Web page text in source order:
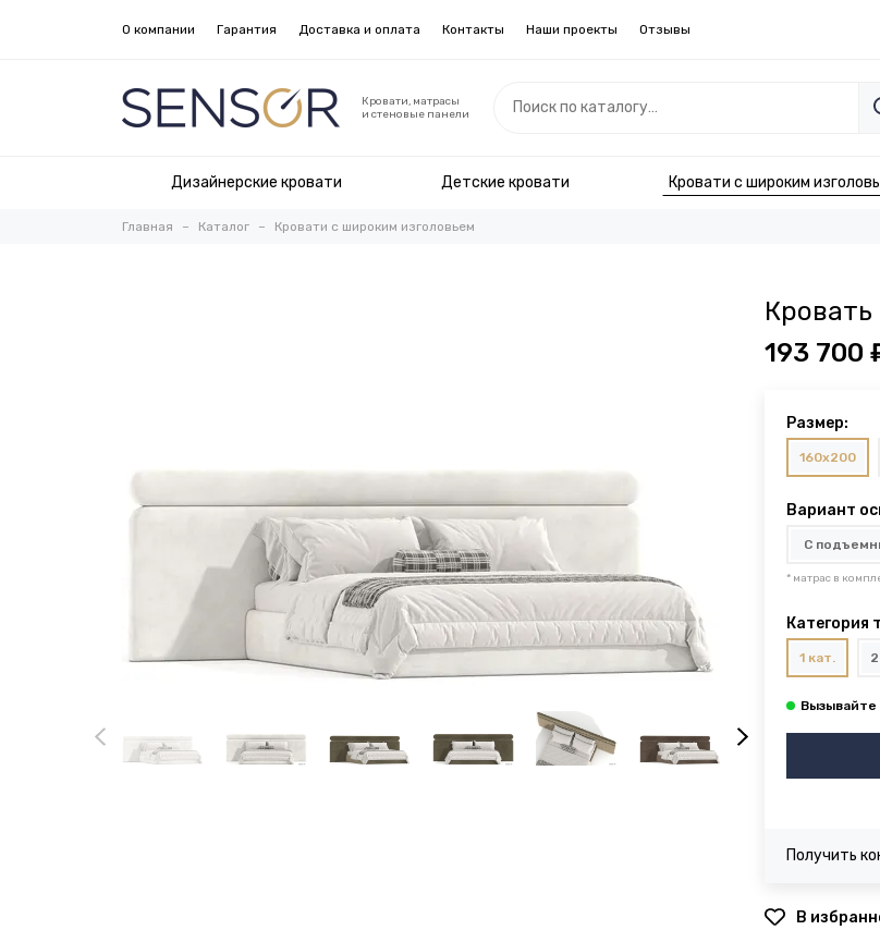
О компании Гарантия Доставка и оплата Контакты Наши проекты Отзывы
Кровати, матрасы
и стеновые панели
Дизайнерские кровати Детские кровати Кровати с широким
Главная Каталог Кровати с широким изголовьем
193 700
Размер:
160x200
Вариант
* матрас в
Категория
1 кат.
Получить
В